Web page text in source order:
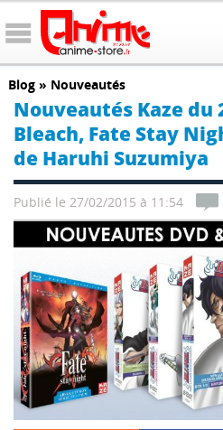
Blog » Nouveautés
Nouveautés Kaze du
Bleach, Fate Stay
de Haruhi Suzumiya
Publié le 27/02/2015 à 11:54